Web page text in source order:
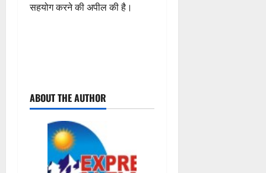
सहयोग करने की अपील की है।
o
ABOUT THE AUTHOR